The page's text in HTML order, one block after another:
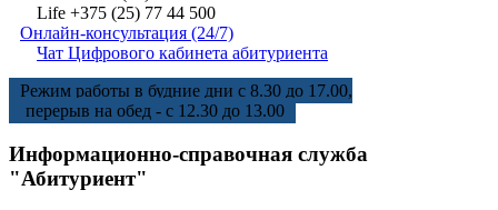
Life +375 (25) 77 44 500
Онлайн-консультация (24/7)
Чат Цифрового кабинета абитуриента
Режим работы в будние дни с 8.30 до 17.00,
перерыв на обед - с 12.30 до 13.00
Информационно-справочная служба
"Абитуриент"